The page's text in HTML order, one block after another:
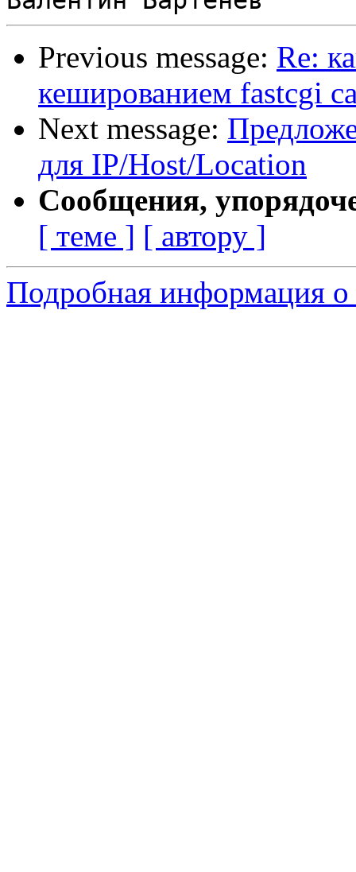
Previous message: Re:
кешированием fastcgi
Next message:
для IP/Host/Location
Сообщения,
[ теме ] [ автору ]
Подробная информация